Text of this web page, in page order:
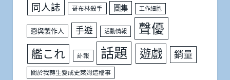
同人誌 哥布林殺手 圖集 工作細胞
戀與製作人 手遊 活動情報 聲優
艦これ 訃報 話題 遊戲 銷量
關於我轉生變成史萊姆這檔事